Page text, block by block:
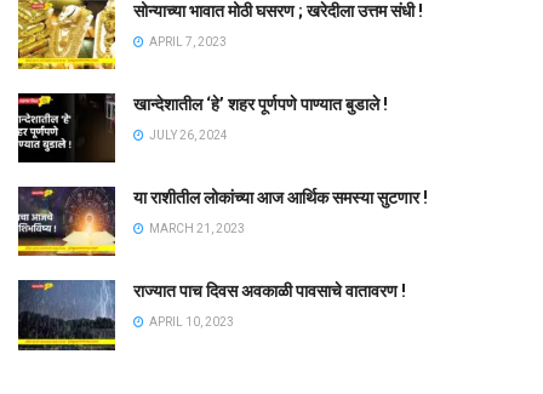
सोन्याच्या भावात मोठी घसरण ; खरेदीला उत्तम संधी !
APRIL 7, 2023
खान्देशातील ‘हे’ शहर पूर्णपणे पाण्यात बुडाले !
JULY 26, 2024
या राशीतील लोकांच्या आज आर्थिक समस्या सुटणार !
MARCH 21, 2023
राज्यात पाच दिवस अवकाळी पावसाचे वातावरण !
APRIL 10, 2023